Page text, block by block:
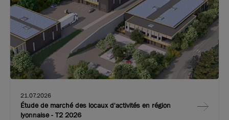
21.07.2026
Étude de marché des locaux d'activités en région
lyonnaise - T2 2026